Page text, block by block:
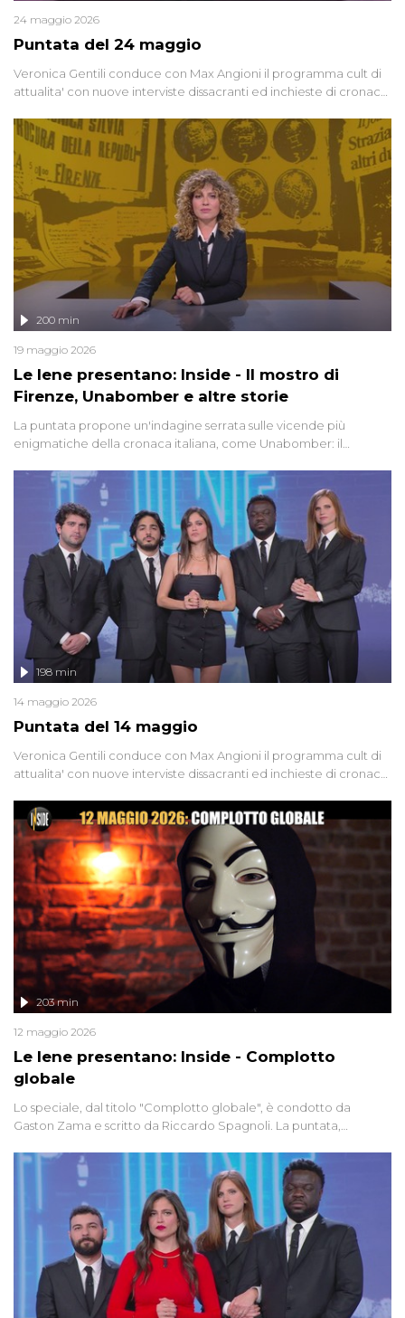
Puntata del 24 maggio
24 maggio 2026
Veronica Gentili conduce con Max Angioni il programma cult di
attualita' con nuove interviste dissacranti ed inchieste di cronaca
Le Iene presentano: Inside - Il mostro di
Firenze, Unabomber e altre storie
200 min
19 maggio 2026
La puntata propone un'indagine serrata sulle vicende più
enigmatiche della cronaca italiana, come Unabomber: il
'90 e il 2000 che, inquietantemente, potrebbe essere ancora in
libertà. Lo speciale affronta inoltre le zone d'ombra sul Mostro di
Firenze, le cui responsabilità appaiono ancora oggi avvolte in un
groviglio di dubbi mai chiariti. Nel corso dello speciale anche
l'intervista inedita a Olindo Romano, realizzata ne...
Puntata del 14 maggio
198 min
14 maggio 2026
Veronica Gentili conduce con Max Angioni il programma cult di
attualita' con nuove interviste dissacranti ed inchieste di cronaca
Le Iene presentano: Inside - Complotto
globale
203 min
12 maggio 2026
Lo speciale, dal titolo "Complotto globale", è condotto da
Gaston Zama e scritto da Riccardo Spagnoli. La puntata,
racconta l'universo delle narrazioni alternative, dei sospetti
globali e del complottismo che negli ultimi anni hanno invaso
social network, talk show, piazze digitali e immaginario collettivo.